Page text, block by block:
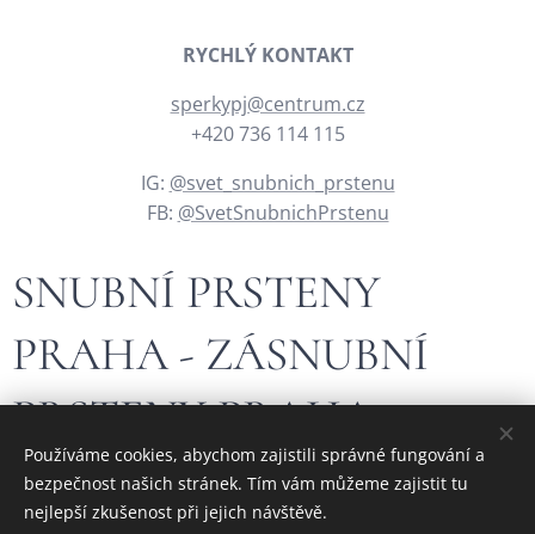
RYCHLÝ KONTAKT
sperkypj@centrum.cz
+420 736 114 115
IG: @svet_snubnich_prstenu
FB: @SvetSnubnichPrstenu
SNUBNÍ PRSTENY
PRAHA - ZÁSNUBNÍ
PRSTENY PRAHA
Hledáte krásný, jedinečný nebo originální zlatý šperk?
Navštivte stránky našehorodinného českého zlatnictví - České
Používáme cookies, abychom zajistili správné fungování a
bezpečnost našich stránek. Tím vám můžeme zajistit tu
nejlepší zkušenost při jejich návštěvě.